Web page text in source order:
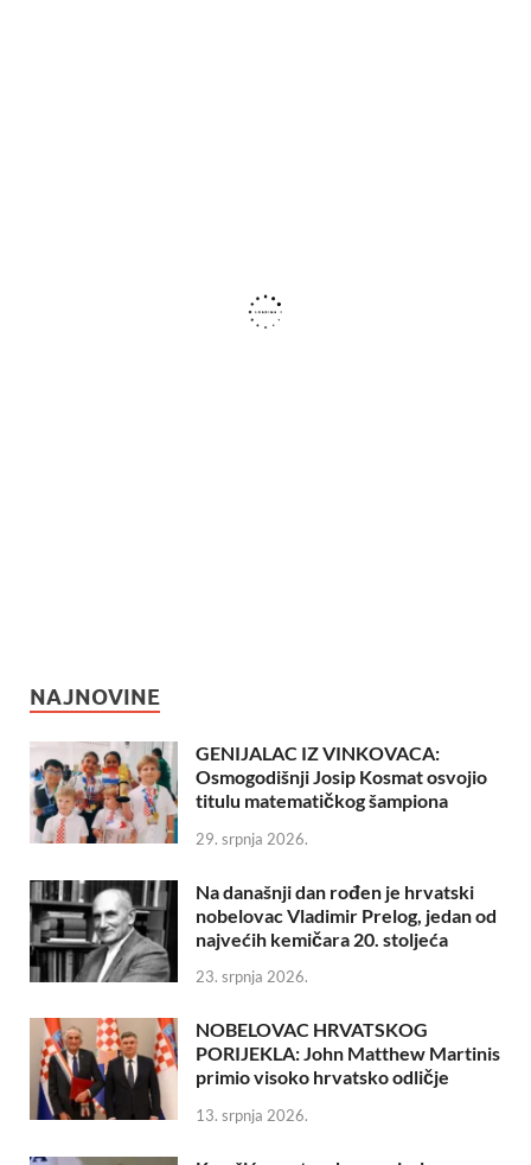
NAJNOVINE
GENIJALAC IZ VINKOVACA:
Osmogodišnji Josip Kosmat osvojio
titulu matematičkog šampiona
29. srpnja 2026.
Na današnji dan rođen je hrvatski
nobelovac Vladimir Prelog, jedan od
najvećih kemičara 20. stoljeća
23. srpnja 2026.
NOBELOVAC HRVATSKOG
PORIJEKLA: John Matthew Martinis
primio visoko hrvatsko odličje
13. srpnja 2026.